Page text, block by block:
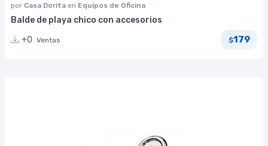
por Casa Dorita en Equipos de Oficina
Balde de playa chico con accesorios
+0 Ventas $179